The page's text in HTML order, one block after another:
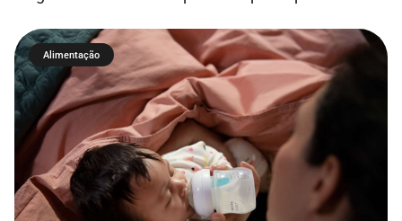
pode se fixar em carrinhos de passeio ou
malas, sendo portátil e fácil de transportar
devido ao seu tamanho compacto.
Alimentação